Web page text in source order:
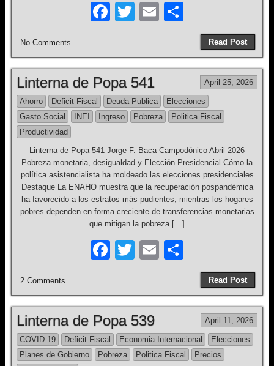
F
e
b
o
o
k
T
er
E
ar
e
Read Post
No Comments
Linterna de Popa 541 April 25, 2026
Ahorro Deficit Fiscal Deuda Publica
Elecciones
Gasto Social
INEI Ingreso Pobreza
Politica Fiscal
Productividad
Linterna de Popa 541 Jorge F. Baca Campodónico Abril 2026
Pobreza monetaria, desigualdad y Elección Presidencial Cómo la
política asistencialista ha moldeado las elecciones presidenciales
Destaque La ENAHO muestra que la recuperación pospandémica
ha favorecido a los estratos más pudientes, mientras los hogares
pobres dependen en forma creciente de transferencias monetarias
que mitigan la pobreza […]
F
e
b
o
T
er
E
ar
e
Read Post
2 Comments
Linterna de Popa 539 April 11, 2026
COVID 19 Deficit Fiscal Economia Internacional
Elecciones
Planes de Gobierno
Pobreza Politica Fiscal
Precios